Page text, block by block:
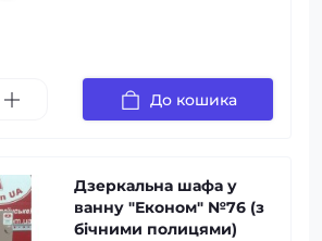
До кошика
Дзеркальна шафа у
ванну "Економ" №76 (з
бічними полицями)